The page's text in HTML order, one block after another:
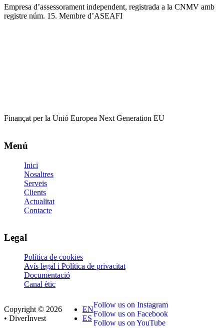
Empresa d’assessorament independent, registrada a la CNMV amb
registre núm. 15. Membre d’ASEAFI
Finançat per la Unió Europea Next Generation EU
Menú
Inici
Nosaltres
Serveis
Clients
Actualitat
Contacte
Legal
Política de cookies
Avís legal i Política de privacitat
Documentació
Canal ètic
Copyright © 2026
• DiverInvest
EN
ES
Follow us on Instagram
Follow us on Facebook
Follow us on YouTube